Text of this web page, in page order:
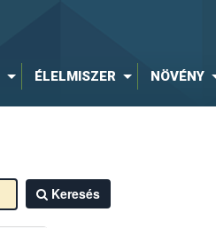
ÉLELMISZER NÖVÉNY
Keresés